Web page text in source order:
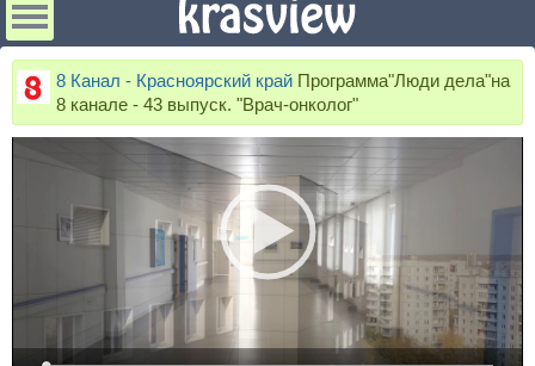
8 Канал - Красноярский край Программа"Люди дела"на
8 канале - 43 выпуск. "Врач-онколог"